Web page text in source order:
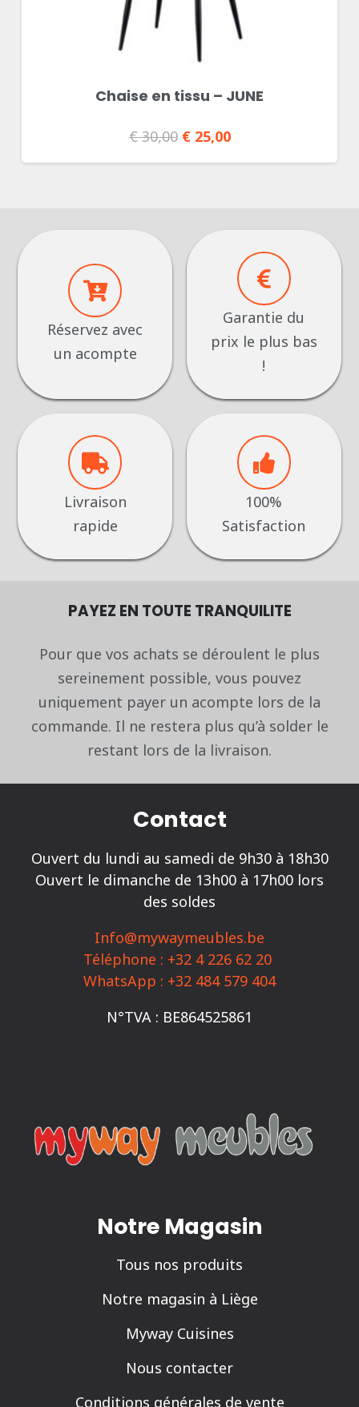
Chaise en tissu – JUNE
€30,00 Le
prix
€ 30,00.
€25,00Le
prix
€ 25,00.
Réservez avec
un acompte
Garantie du
prix le plus bas
!
Livraison
rapide
100%
Satisfaction
PAYEZ EN TOUTE TRANQUILITE
Pour que vos achats se déroulent le plus
sereinement possible, vous pouvez
uniquement payer un acompte lors de la
commande. Il ne restera plus qu’à solder le
restant lors de la livraison.
Notre Magasin
Tous nos produits
Notre magasin à Liège
Myway Cuisines
Nous contacter
Conditions générales de vente
Contact
Ouvert du lundi au samedi de 9h30 à 18h30
Ouvert le dimanche de 13h00 à 17h00 lors
des soldes
Info@mywaymeubles.be
Téléphone : +32 4 226 62 20
WhatsApp : +32 484 579 404
N°TVA : BE864525861